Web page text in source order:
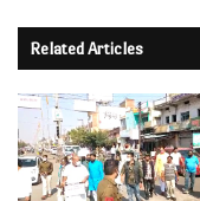
Related Articles